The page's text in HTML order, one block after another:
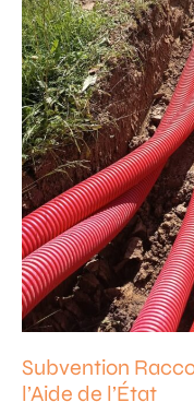
Subvention
l’Aide de l’État